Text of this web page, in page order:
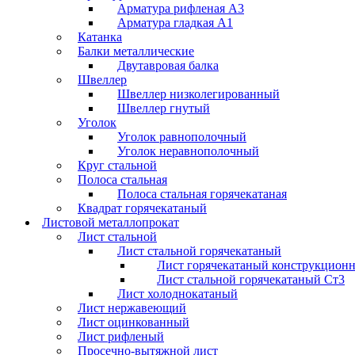
Арматура рифленая А3
Арматура гладкая А1
Катанка
Балки металлические
Двутавровая балка
Швеллер
Швеллер низколегированный
Швеллер гнутый
Уголок
Уголок равнополочный
Уголок неравнополочный
Круг стальной
Полоса стальная
Полоса стальная горячекатаная
Квадрат горячекатаный
Листовой металлопрокат
Лист стальной
Лист стальной горячекатаный
Лист горячекатаный
Лист стальной горячекатаный Ст3
Лист холоднокатаный
Лист нержавеющий
Лист оцинкованный
Лист рифленый
Просечно-вытяжной лист